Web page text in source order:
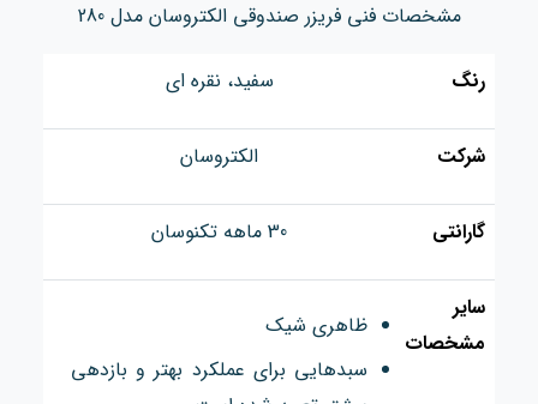
مشخصات فنی فریزر صندوقی الکتروسان مدل 280
رنگ سفید، نقره ای
شرکت الکتروسان
گارانتی 30 ماهه تکنوسان
سایر
مشخصات
ظاهری شیک
سبدهایی برای عملکرد بهتر و بازدهی